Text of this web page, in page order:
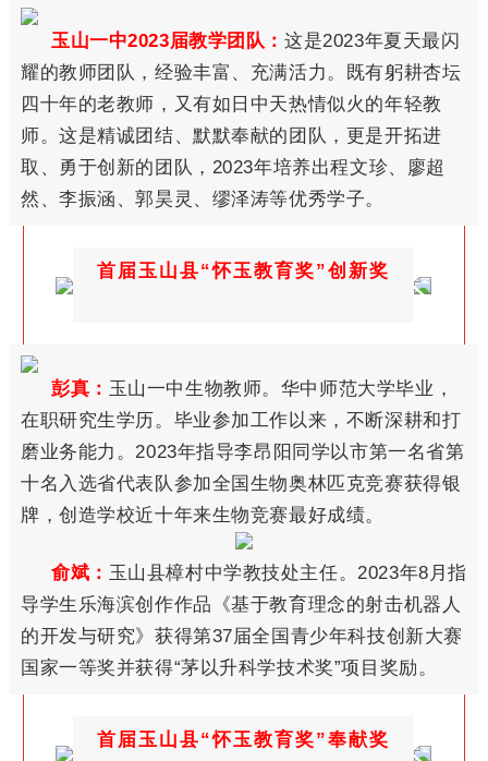
玉山一中2023届教学团队：这是2023年夏天最闪
耀的教师团队，经验丰富、充满活力。既有躬耕杏坛
四十年的老教师，又有如日中天热情似火的年轻教
师。这是精诚团结、默默奉献的团队，更是开拓进
取、勇于创新的团队，2023年培养出程文珍、廖超
然、李振涵、郭昊灵、缪泽涛等优秀学子。
首届玉山县“怀玉教育奖”创新奖
彭真： 玉山一中生物教师。华中师范大学毕业，
在职研究生学历。毕业参加工作以来，不断深耕和打
磨业务能力。2023年指导李昂阳同学以市第一名省第
十名入选省代表队参加全国生物奥林匹克竞赛获得银
牌，创造学校近十年来生物竞赛最好成绩。
俞斌： 玉山县樟村中学教技处主任。2023年8月指
导学生乐海滨创作作品《基于教育理念的射击机器人
的开发与研究》获得第37届全国青少年科技创新大赛
国家一等奖并获得“茅以升科学技术奖”项目奖励。
首届玉山县“怀玉教育奖”奉献奖